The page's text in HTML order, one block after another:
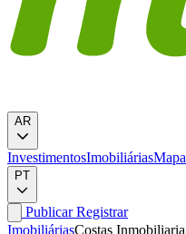
AR
InvestimentosImobiliáriasMapa
PT
PublicarRegistrar
ImobiliáriasCostas Inmobiliaria